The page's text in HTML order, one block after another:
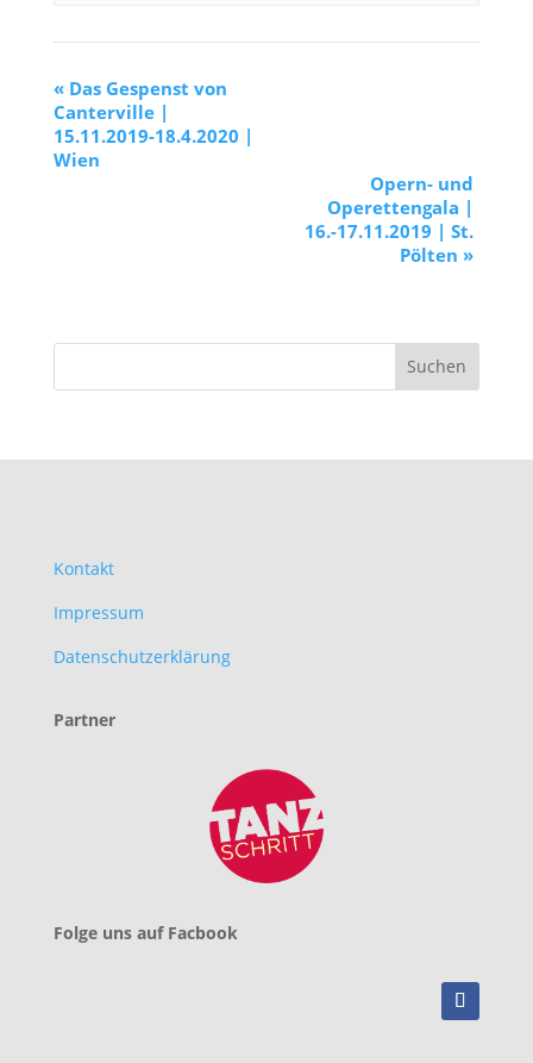
«Das Gespenst von
Canterville |
15.11.2019-18.4.2020 |
Wien
Opern- und
Operettengala |
16.-17.11.2019 | St.
Pölten »
Kontakt
Impressum
Datenschutzerklärung
Partner
Folge uns auf Facbook